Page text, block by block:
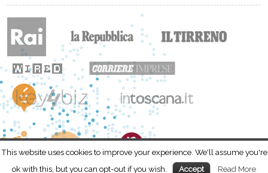
This website uses cookies to improve your experience. We'll assume you're
ok with this, but you can opt-out if you wish.
Accept Read More